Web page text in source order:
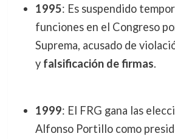
1995: Es suspendido
funciones en el Congreso
Suprema, acusado de
y falsificación de firmas.
1999: El FRG gana las
Alfonso Portillo como